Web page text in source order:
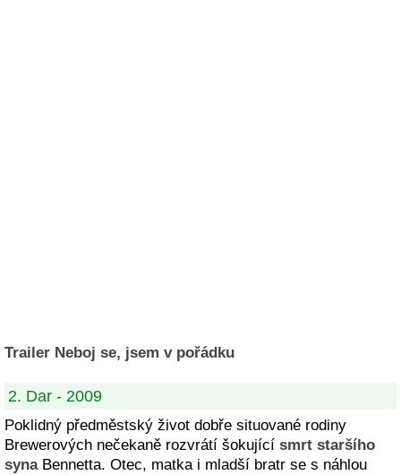
Trailer Neboj se, jsem v pořádku
2. Dar - 2009
Poklidný předměstský život dobře situované rodiny
Brewerových nečekaně rozvrátí šokující smrt staršího
synaBennetta. Otec, matka i mladší bratr se s náhlou